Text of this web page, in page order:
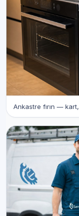
Ankastre fırın — kart,